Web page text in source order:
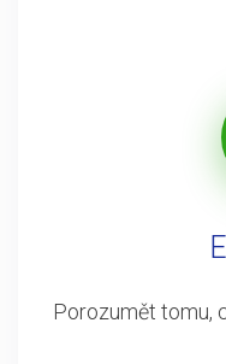
Porozumět tomu,